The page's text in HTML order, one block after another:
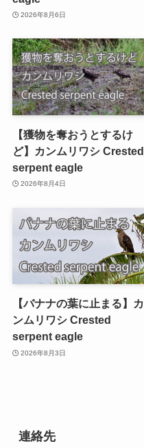
2026年8月6日
【獲物を奪おうとするけ
ど】カンムリワシ Crested
serpent eagle
2026年8月4日
【バナナの葉に止まる】カ
ンムリワシ Crested
serpent eagle
2026年8月3日
連絡先